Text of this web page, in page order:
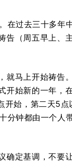
在过去三十多年
告（周五早上、
就马上开始祷告
开始新的一年，
开始，第二天5
分钟都由一个人
确定基调，不要